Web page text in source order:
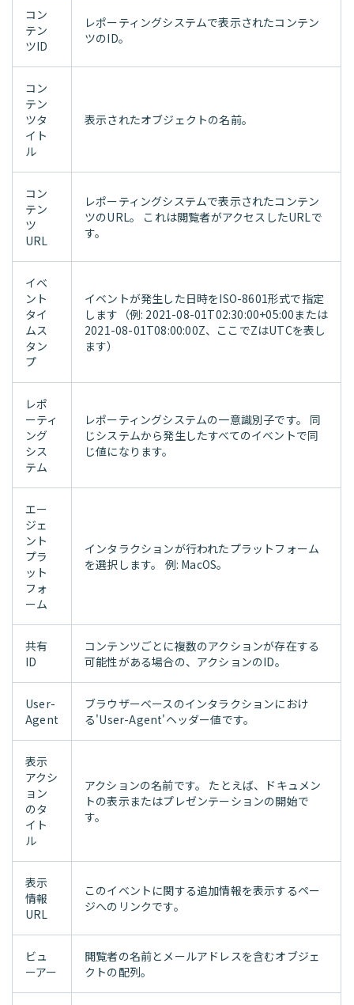
コン
テン
ツID
レポーティングシステムで表示されたコンテン
ツのID。
コン
テン
ツタ
イト
ル
表示されたオブジェクトの名前。
コン
テン
ツ
URL
レポーティングシステムで表示されたコンテン
ツのURL。 これは閲覧者がアクセスしたURLで
す。
イベ
ント
タイ
ムス
タン
プ
イベントが発生した日時をISO-8601形式で指定
します（例: 2021-08-01T02:30:00+05:00または
2021-08-01T08:00:00Z、ここでZはUTCを表し
ます）
レポ
ーティ
ング
シス
テム
レポーティングシステムの一意識別子です。 同
じシステムから発生したすべてのイベントで同
じ値になります。
エー
ジェ
ント
プラ
ット
フォ
ーム
インタラクションが行われたプラットフォーム
を選択します。 例: MacOS。
共有
ID
コンテンツごとに複数のアクションが存在する
可能性がある場合の、アクションのID。
User-
Agent
ブラウザーベースのインタラクションにおけ
る'User-Agent'ヘッダー値です。
表示
アクシ
ョン
のタ
イト
ル
アクションの名前です。 たとえば、ドキュメン
トの表示またはプレゼンテーションの開始で
す。
表示
情報
URL
このイベントに関する追加情報を表示するペー
ジへのリンクです。
ビュ
ーアー
閲覧者の名前とメールアドレスを含むオブジェ
クトの配列。